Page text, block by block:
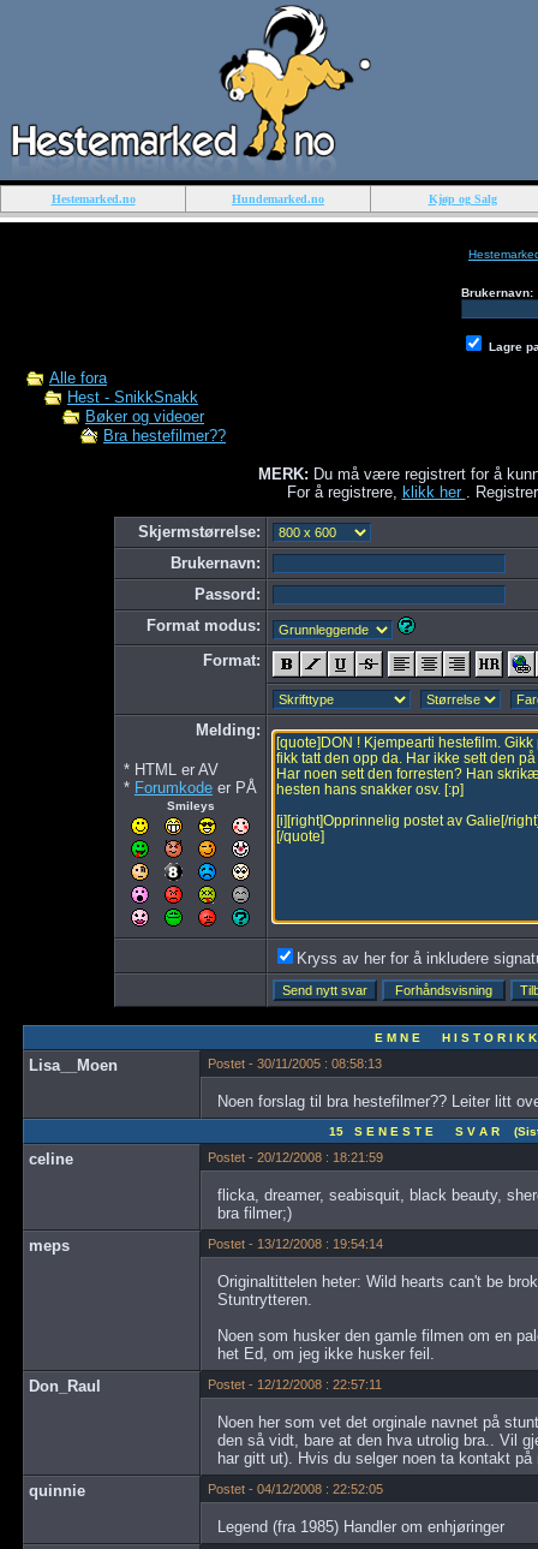
Hestemarked.no Hundemarked.no Kjøp og Salg
Brukernavn:
Lagre
Alle fora
Hest - SnikkSnakk
Bøker og videoer
Bra hestefilmer??
MERK: Du må være registrert for å
For å registrere,
klikk her .
Skjermstørrelse:
Brukernavn:
Passord:
Format modus:
Format:
Melding:
* HTML er AV
* Forumkode er PÅ
Smileys
Kryss av her for å inkludere
E M N E H I S T O R I K K
Lisa__Moen Postet - 30/11/2005 : 08:58:13
Noen forslag til bra hestefilmer?? Leiter litt
15 S E N E S T E S V A R
celine Postet - 20/12/2008 : 18:21:59
flicka, dreamer, seabisquit, black beauty,
bra filmer;)
meps
Postet - 13/12/2008 : 19:54:14
Originaltittelen heter: Wild hearts can't be
Stuntrytteren.
Noen som husker den gamle filmen om en
het Ed, om jeg ikke husker feil.
Don_Raul
Postet - 12/12/2008 : 22:57:11
Noen her som vet det orginale navnet på
den så vidt, bare at den hva utrolig bra.. Vil
har gitt ut). Hvis du selger noen ta kontakt
quinnie
Postet - 04/12/2008 : 22:52:05
Legend (fra 1985) Handler om enhjøringer